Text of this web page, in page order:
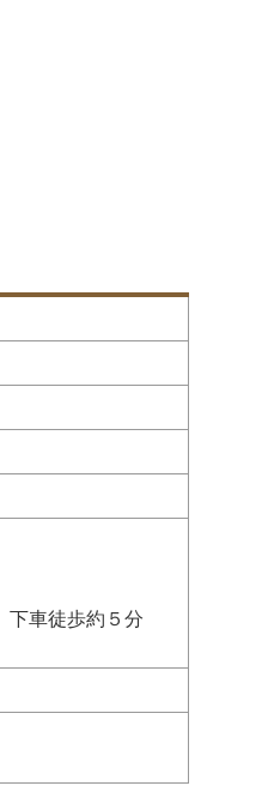
下車徒歩約５分